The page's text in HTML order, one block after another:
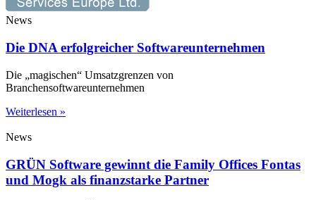
News
Die DNA erfolgreicher Softwareunternehmen
Die „magischen“ Umsatzgrenzen von
Branchensoftwareunternehmen
Weiterlesen »
News
GRÜN Software gewinnt die Family Offices Fontas
und Mogk als finanzstarke Partner